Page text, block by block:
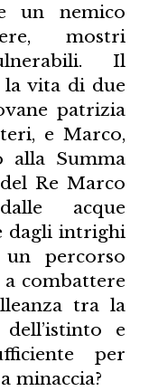
un nemico
mostri
Il
la vita di due
patrizia
e Marco,
alla Summa
Re Marco
acque
dagli intrighi
percorso
combattere
tra la
e
per
minaccia?